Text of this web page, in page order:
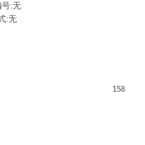
号:无
:无
158